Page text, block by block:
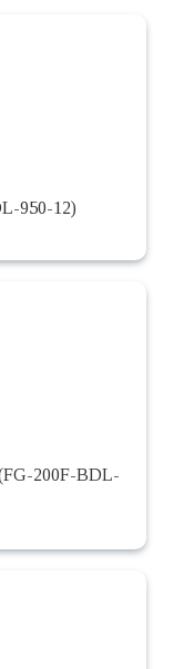
950-12)
200F-BDL-